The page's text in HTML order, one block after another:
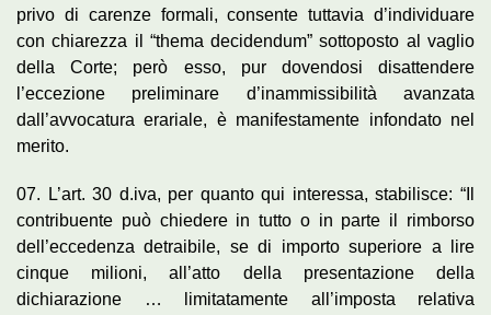
privo di carenze formali, consente tuttavia d’individuare
con chiarezza il “thema decidendum” sottoposto al vaglio
della Corte; però esso, pur dovendosi disattendere
l’eccezione preliminare d’inammissibilità avanzata
dall’avvocatura erariale, è manifestamente infondato nel
merito.
07. L’art. 30 d.iva, per quanto qui interessa, stabilisce: “Il
contribuente può chiedere in tutto o in parte il rimborso
dell’eccedenza detraibile, se di importo superiore a lire
cinque milioni, all’atto della presentazione della
dichiarazione … limitatamente all’imposta relativa